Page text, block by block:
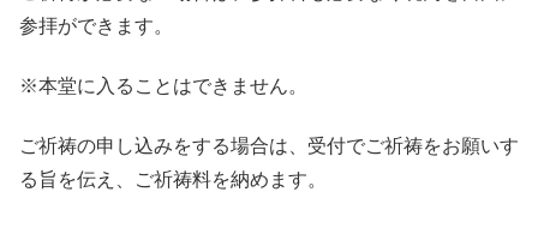
参拝ができます。
※本堂に入ることはできません。
ご祈祷の申し込みをする場合は、受付でご祈祷をお願いす
る旨を伝え、ご祈祷料を納めます。